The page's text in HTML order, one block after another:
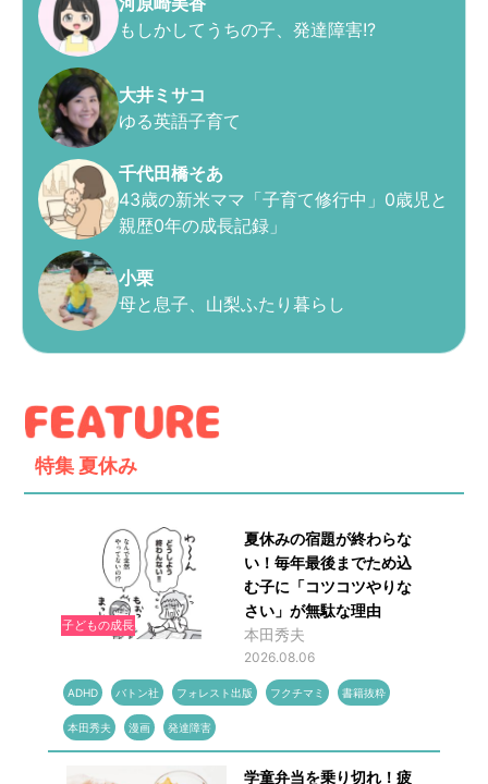
もしかしてうちの子、発達障害!?
大井ミサコ
ゆる英語子育て
千代田橋そあ
43歳の新米ママ「子育て修行中」0歳児と
親歴0年の成長記録」
小栗
母と息子、山梨ふたり暮らし
特集 夏休み
子どもの成長
夏休みの宿題が終わらな
い！毎年最後までため込
む子に「コツコツやりな
さい」が無駄な理由
本田秀夫
2026.08.06
ADHD バトン社 フォレスト出版 フクチマミ 書籍抜粋
本田秀夫 漫画 発達障害
学童弁当を乗り切れ！疲